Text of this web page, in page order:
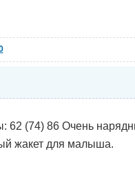
62 (74) 86 Очень
жакет для малыша.